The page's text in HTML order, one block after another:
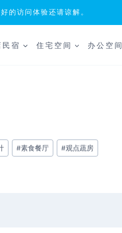
的访问体验还请谅解。
宿 住宅空间 办公空间
#素食餐厅 #观点蔬房